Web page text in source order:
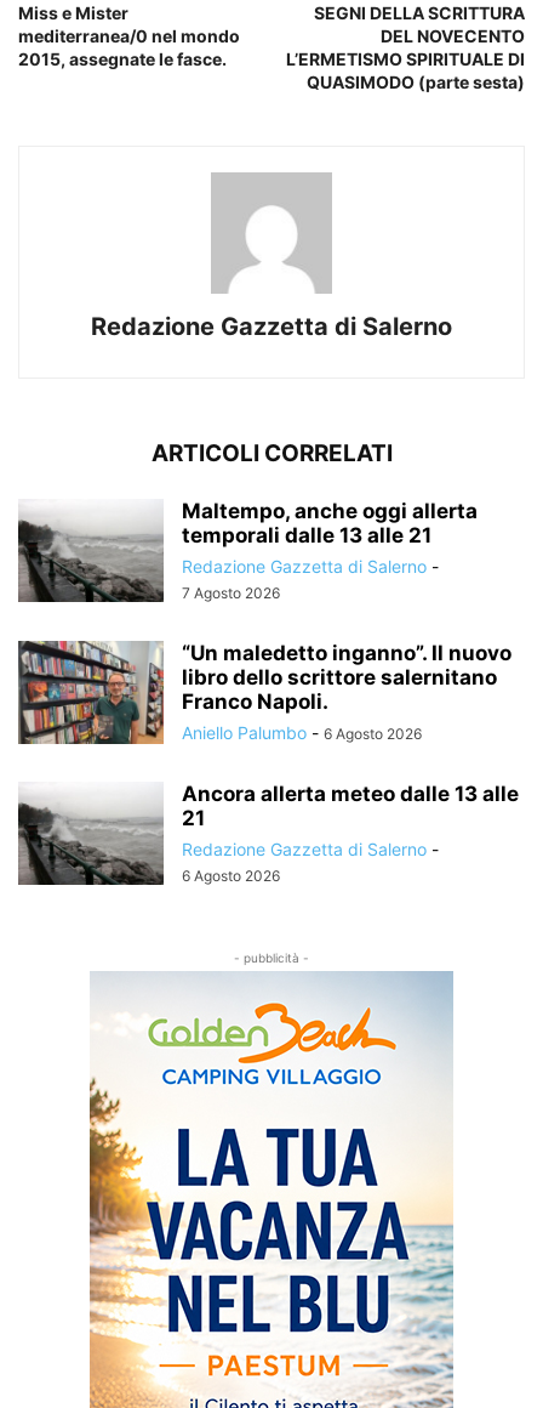
Miss e Mister
mediterranea/0 nel mondo
2015, assegnate le fasce.
SEGNI DELLA SCRITTURA
DEL NOVECENTO
L’ERMETISMO SPIRITUALE DI
QUASIMODO (parte sesta)
Redazione Gazzetta di Salerno
ARTICOLI CORRELATI
Maltempo, anche oggi allerta
temporali dalle 13 alle 21
Redazione Gazzetta di Salerno -
7 Agosto 2026
“Un maledetto inganno”. Il nuovo
libro dello scrittore salernitano
Franco Napoli.
Aniello Palumbo - 6 Agosto 2026
Ancora allerta meteo dalle 13 alle
21
Redazione Gazzetta di Salerno -
6 Agosto 2026
- pubblicità -